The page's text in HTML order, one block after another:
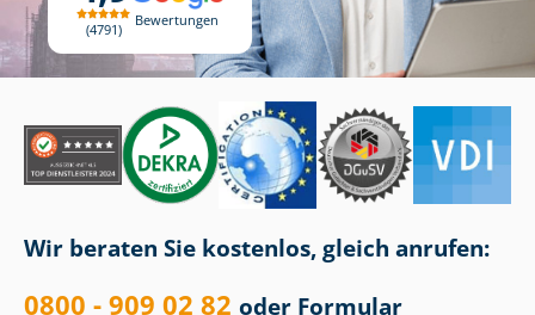
4791
Bewertungen
Wir beraten Sie kostenlos, gleich anrufen:
0800 - 909 02 82 oder Formular